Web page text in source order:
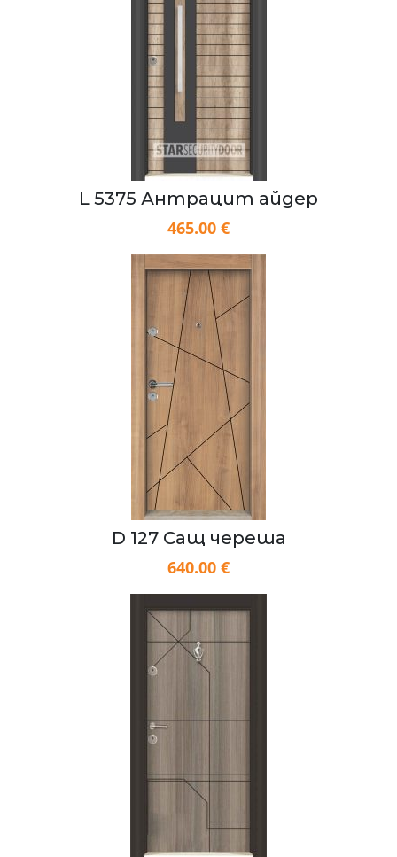
L 5375 Антрацит айдер
465.00 €
D 127 Сащ череша
640.00 €